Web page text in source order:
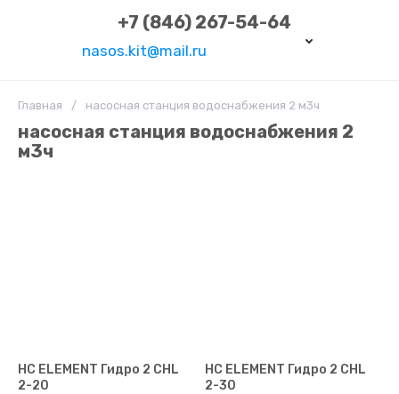
+7 (846) 267-54-64
nasos.kit@mail.ru
Главная / насосная станция водоснабжения 2 м3ч
насосная станция водоснабжения 2
м3ч
НС ELEMENT Гидро 2 CHL
2-20
НС ELEMENT Гидро 2 CHL
2-30